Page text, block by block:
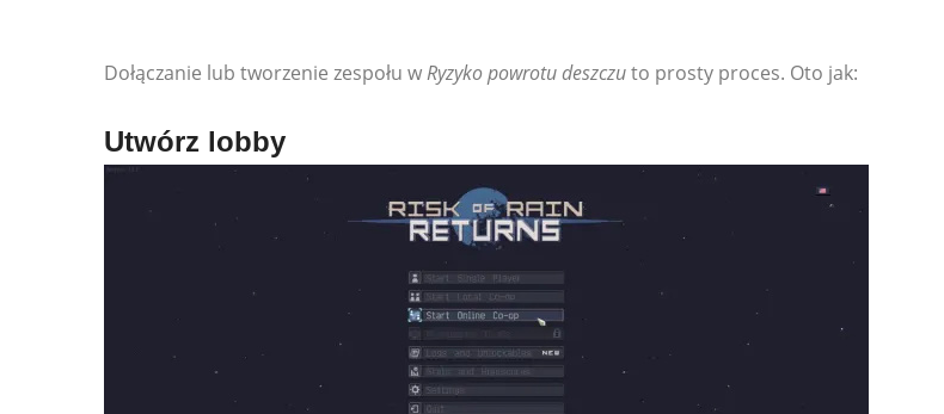
Dołączanie lub tworzenie zespołu wRyzyko powrotu deszczuto prosty proces. Oto jak:
Utwórz lobby